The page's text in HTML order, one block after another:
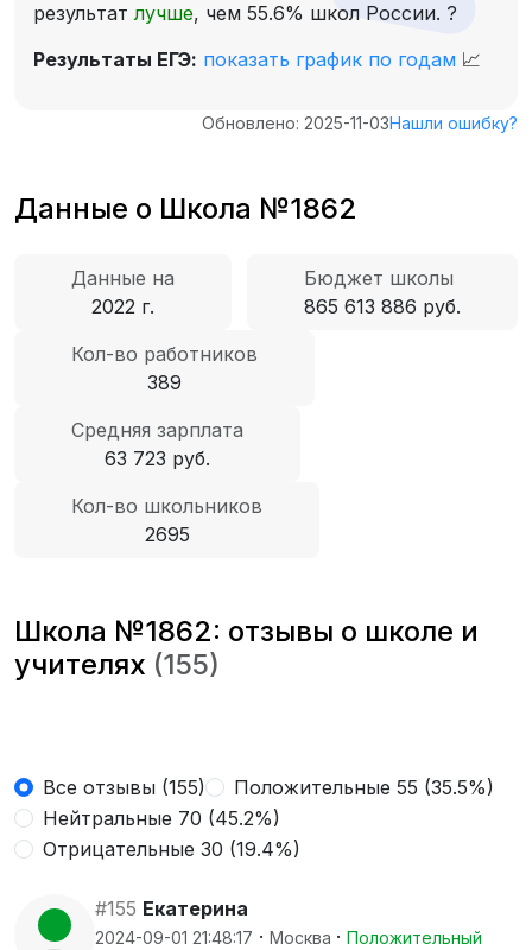
результатлучше, чем 55.6% школ России. ?
Результаты ЕГЭ: показать график по годам 📈
Обновлено: 2025-11-03Нашли ошибку?
Данные о Школа №1862
Данные на
2022 г.
Бюджет школы
865 613 886 руб.
Кол-во работников
389
Средняя зарплата
63 723 руб.
Кол-во школьников
2695
Школа №1862: отзывы о школе и
учителях (155)
Все отзывы (155)
Положительные 55 (35.5%)
Нейтральные 70 (45.2%)
Отрицательные 30 (19.4%)
#155 Екатерина
2024-09-01 21:48:17 · Москва · Положительный